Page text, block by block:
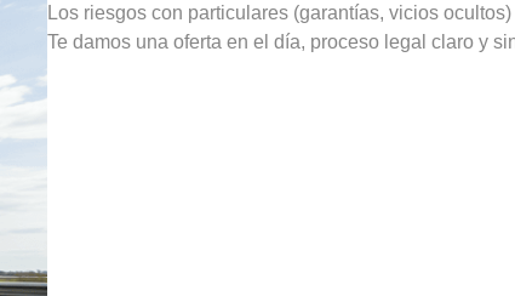
Los riesgos con particulares (garantías, vicios
Te damos una oferta en el día, proceso legal claro y